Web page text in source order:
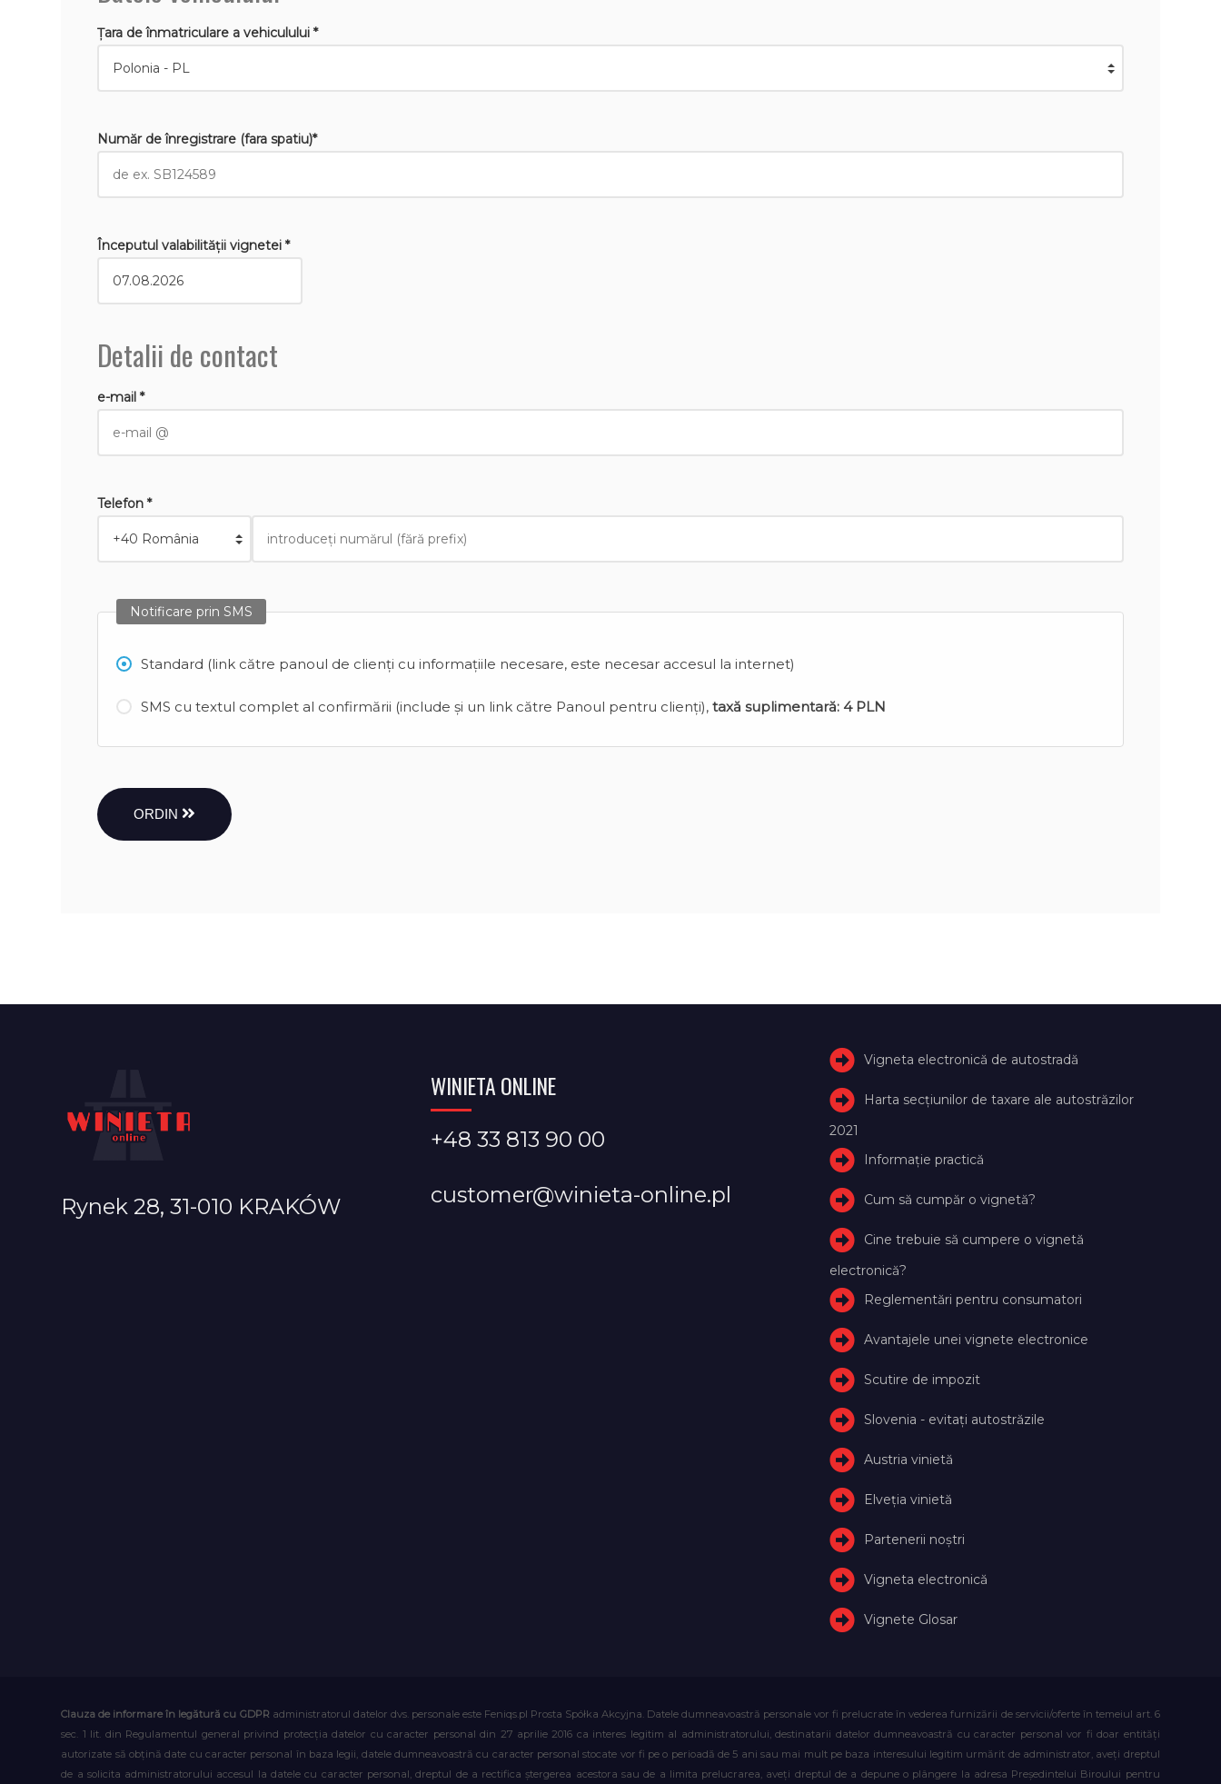
Țara de înmatriculare a vehiculului *
Număr de înregistrare (fara spatiu)*
Începutul valabilităţii vignetei *
Detalii de contact
e-mail *
Telefon *
Notificare prin SMS
Standard (link către panoul de clienți cu informațiile necesare, este necesar accesul la internet)
SMS cu textul complet al confirmării (include și un link către Panoul pentru clienți),taxă suplimentară: 4 PLN
ORDIN
Rynek 28, 31-010 KRAKÓW
WINIETA ONLINE
+48 33 813 90 00
customer@winieta-online.pl
Vigneta electronică de autostradă
Harta secțiunilor de taxare ale autostrăzilor
2021
Informație practică
Cum să cumpăr o vignetă?
Cine trebuie să cumpere o vignetă
electronică?
Reglementări pentru consumatori
Avantajele unei vignete electronice
Scutire de impozit
Slovenia - evitați autostrăzile
Austria vinietă
Elveţia vinietă
Partenerii noștri
Vigneta electronică
Vignete Glosar
Clauza de informare în legătură cu GDPR administratorul datelor dvs. personale este Feniqs.pl Prosta Spółka Akcyjna. Datele dumneavoastră personale vor fi prelucrate în vederea furnizării de servicii/oferte în temeiul art. 6
sec. 1 lit. din Regulamentul general privind protecția datelor cu caracter personal din 27 aprilie 2016 ca interes legitim al administratorului, destinatarii datelor dumneavoastră cu caracter personal vor fi doar entități
autorizate să obțină date cu caracter personal în baza legii, datele dumneavoastră cu caracter personal stocate vor fi pe o perioadă de 5 ani sau mai mult pe baza interesului legitim urmărit de administrator, aveți dreptul
de a solicita administratorului accesul la datele cu caracter personal, dreptul de a rectifica ștergerea acestora sau de a limita prelucrarea, aveți dreptul de a depune o plângere la adresa Președintelui Biroului pentru